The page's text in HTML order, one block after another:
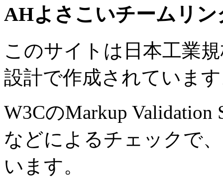
AHよさこいチームリ
このサイトは日本工業
設計で作成されていま
W3CのMarkup Validation
などによるチェックで
います。